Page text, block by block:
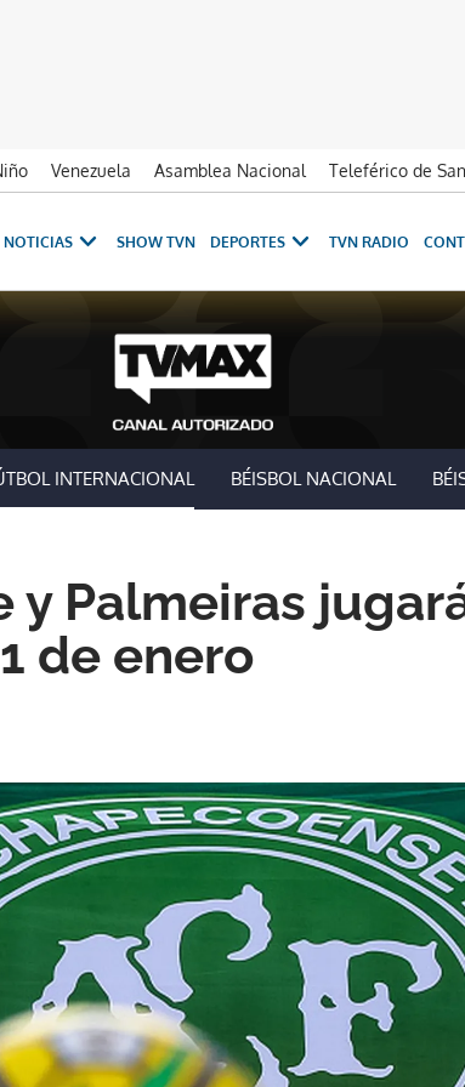
Venezuela Asamblea Nacional
Teleférico de
NOTICIAS SHOW TVN DEPORTES TVN RADIO
INTERNACIONAL BÉISBOL NACIONAL
y Palmeiras
de enero